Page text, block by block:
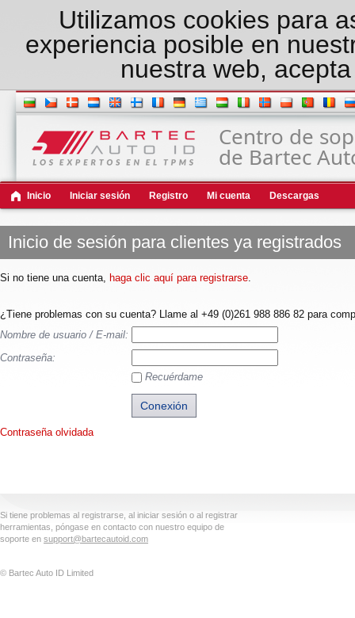
Utilizamos cookies para
experiencia posible en
nuestra web,
Centro de
de Bartec
Inicio Iniciar sesión Registro Mi cuenta Descargas
Inicio de sesión para clientes ya registrados
Si no tiene una cuenta, haga clic aquí para registrarse.
¿Tiene problemas con su cuenta? Llame al +49 (0)261 988 886 82 para
Nombre de usuario / E-mail:
Contraseña:
Recuérdame
Contraseña olvidada
Si tiene problemas al registrarse, al iniciar sesión o al registrar
herramientas, póngase en contacto con nuestro equipo de
soporte en support@bartecautoid.com
© Bartec Auto ID Limited